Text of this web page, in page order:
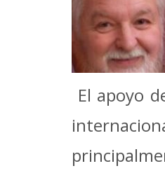
El apoyo